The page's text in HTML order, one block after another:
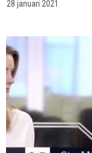
28 januari 2021